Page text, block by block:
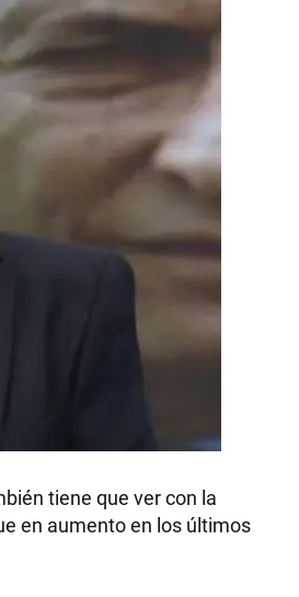
tiene que ver con la
en aumento en los últimos